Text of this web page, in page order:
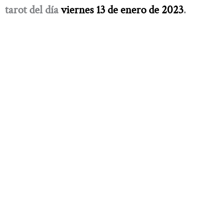
tarot del díaviernes 13 de enero de 2023.